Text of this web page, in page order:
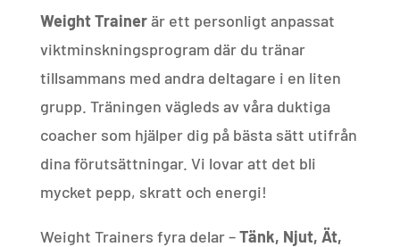
Weight Trainerär ett personligt anpassat
viktminskningsprogram där du tränar
tillsammans med andra deltagare i en liten
grupp. Träningen vägleds av våra duktiga
coacher som hjälper dig på bästa sätt utifrån
dina förutsättningar. Vi lovar att det bli
mycket pepp, skratt och energi!
Weight Trainers fyra delar –Tänk, Njut, Ät,